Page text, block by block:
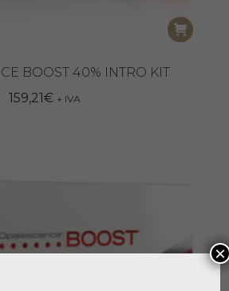
BOOST 40% INTRO KIT
159,21€ + IVA
×